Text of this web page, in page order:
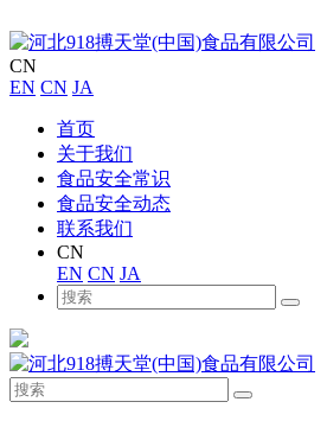
CN
EN CN JA
首页
关于我们
食品安全常识
食品安全动态
联系我们
CN
EN CN JA